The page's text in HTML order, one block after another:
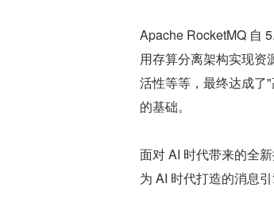
Apache RocketMQ 自
用存算分离架构实现资
活性等等，最终达成了
的基础。
面对 AI 时代带来的全
为 AI 时代打造的消息